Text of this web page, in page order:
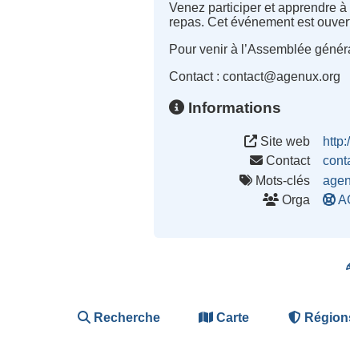
Venez participer et apprendre
repas. Cet événement est
Pour venir à l’Assemblée
Contact : contact@agenux.org
Informations
Site web
Contact
Mots-clés
Orga
Recherche Carte